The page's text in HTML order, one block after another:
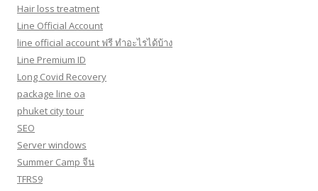
Hair loss treatment
Line Official Account
line official account ฟรี ทําอะไรได้บ้าง
Line Premium ID
Long Covid Recovery
package line oa
phuket city tour
SEO
Server windows
Summer Camp จีน
TFRS9